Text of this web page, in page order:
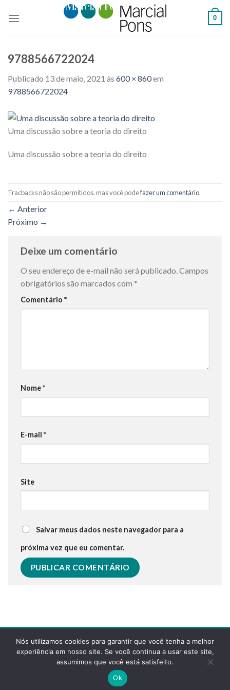
0
9788566722024
Publicado 13 de maio, 2021 às 600 × 860em
9788566722024
Uma discussão sobre a teoria do direito
Uma discussão sobre a teoria do direito
Tracbacks não são permitidos, mas você podefazer um comentário.
← Anterior
Próximo →
Deixe um comentário
O seu endereço de e-mail não será publicado.Campos
obrigatórios são marcados com *
Comentário *
Nome*
E-mail *
Site
Salvar meus dados neste navegador para a
próxima vez que eu comentar.
POLÍTICA DE PRIVACIDADE FAQS
Desenvolvido pela reticências
Nós utilizamos cookies para garantir que você tenha a melhor
experiência em nosso site. Se você continua a usar este site,
assumimos que você está satisfeito.
Ok